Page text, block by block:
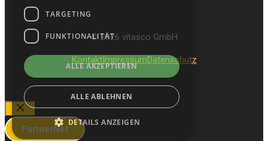
© 2026 vitasco GmbH
KontaktImpressumDatenschutz
Close
PartnerNet
TARGETING
FUNKTIONALITÄT
ALLE AKZEPTIEREN
ALLE ABLEHNEN
DETAILS ANZEIGEN